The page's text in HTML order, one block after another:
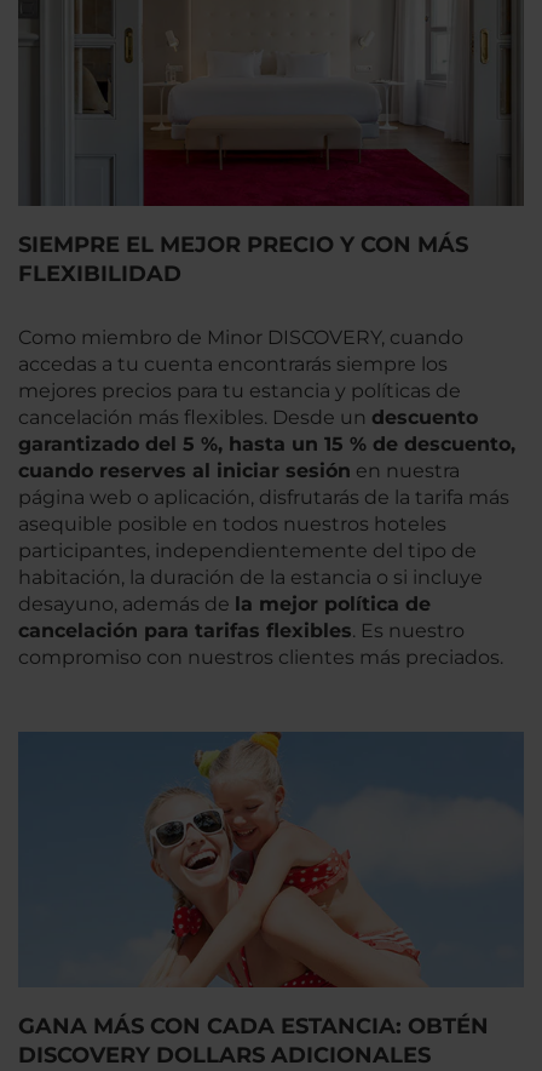
SIEMPRE EL MEJOR PRECIO Y CON MÁS
FLEXIBILIDAD
Como miembro de Minor DISCOVERY, cuando
accedas a tu cuenta encontrarás siempre los
mejores precios para tu estancia y políticas de
cancelación más flexibles. Desde un descuento
garantizado del 5 %, hasta un 15 % de descuento,
cuando reserves al iniciar sesión en nuestra
página web o aplicación, disfrutarás de la tarifa más
asequible posible en todos nuestros hoteles
participantes, independientemente del tipo de
habitación, la duración de la estancia o si incluye
desayuno, además de la mejor política de
cancelación para tarifas flexibles. Es nuestro
compromiso con nuestros clientes más preciados.
GANA MÁS CON CADA ESTANCIA: OBTÉN
DISCOVERY DOLLARS ADICIONALES